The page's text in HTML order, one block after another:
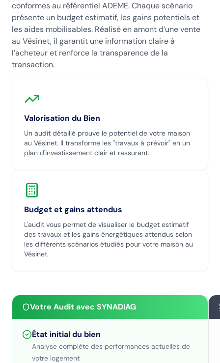
conformes au référentiel ADEME. Chaque scénario
présente un budget estimatif, les gains potentiels et
les aides mobilisables. Réalisé en amont d’une vente
au Vésinet, il garantit une information claire à
l’acheteur et renforce la transparence de la
transaction.
Valorisation du Bien
Un audit détaillé prouve le potentiel de votre maison
au Vésinet. Il transforme les "travaux à prévoir" en un
plan d'investissement clair et rassurant.
Budget et gains attendus
L'audit vous permet de visualiser le budget estimatif
des travaux et les gains énergétiques attendus selon
les différents scénarios étudiés pour votre maison au
Vésinet.
Votre Audit avec SYNADIAG
État initial du bien
Analyse complète des performances actuelles de
votre logement